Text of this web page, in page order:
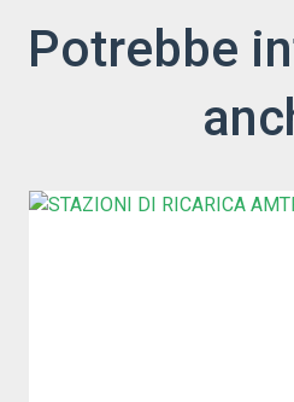
Potrebbe